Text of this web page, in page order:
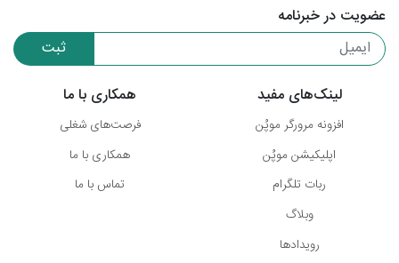
عضویت در خبرنامه
ثبت
لینک‌های مفید
افزونه مرورگر موپُن
اپلیکیشن موپُن
ربات تلگرام
وبلاگ
رویدادها
همکاری با ما
فرصت‌های شغلی
همکاری با ما
تماس با ما